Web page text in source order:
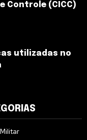
Controle (CICC)
utilizadas no